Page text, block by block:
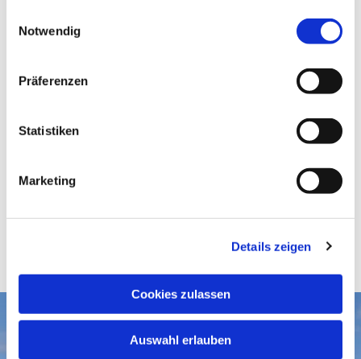
Notwendig
Präferenzen
Statistiken
Marketing
Details zeigen
Cookies zulassen
Auswahl erlauben